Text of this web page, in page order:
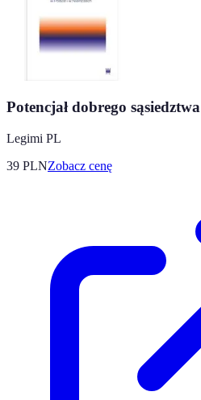
Potencjał dobrego sąsiedztwa
Legimi PL
39 PLNZobacz cenę